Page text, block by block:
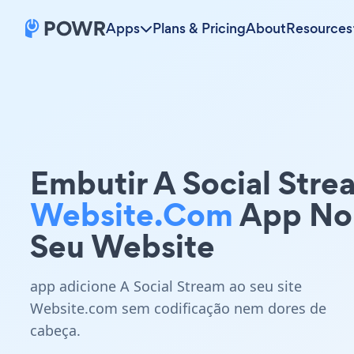
Apps Plans & PricingAboutResources
Embutir A Social
Website.comApp No
Seu Website
app adicione A Social Stream ao seu site
Website.com sem codificação nem dores de
cabeça.